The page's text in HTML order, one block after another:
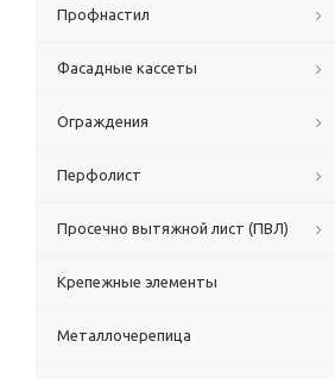
Профнастил
Фасадные кассеты
Ограждения
Перфолист
Просечно вытяжной лист (ПВЛ)
Крепежные элементы
Металлочерепица